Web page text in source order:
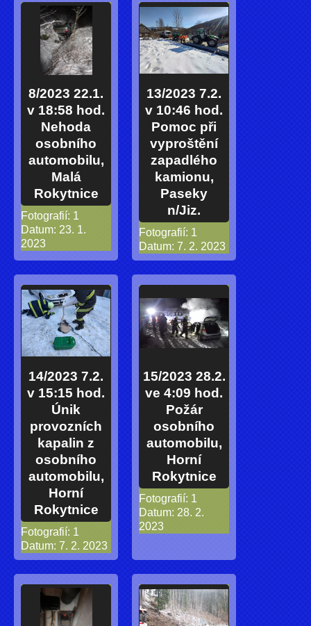
8/2023 22.1.
v 18:58 hod.
Nehoda
osobního
automobilu,
Malá
Rokytnice
Fotografií: 1
Datum: 23. 1.
2023
13/2023 7.2.
v 10:46 hod.
Pomoc při
vyproštění
zapadlého
kamionu,
Paseky
n/Jiz.
Fotografií: 1
Datum: 7. 2. 2023
14/2023 7.2.
v 15:15 hod.
Únik
provozních
kapalin z
osobního
automobilu,
Horní
Rokytnice
Fotografií: 1
Datum: 7. 2. 2023
15/2023 28.2.
ve 4:09 hod.
Požár
osobního
automobilu,
Horní
Rokytnice
Fotografií: 1
Datum: 28. 2.
2023